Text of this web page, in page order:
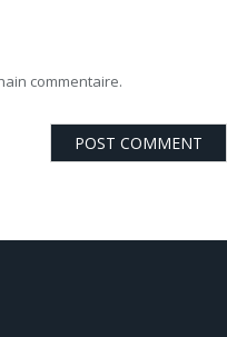
commentaire.